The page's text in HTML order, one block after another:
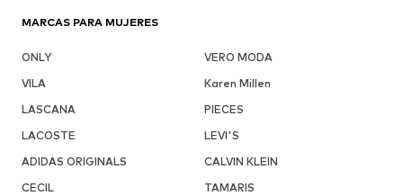
MARCAS PARA MUJERES
ONLY
VERO MODA
VILA
Karen Millen
LASCANA
PIECES
LACOSTE
LEVI'S
ADIDAS ORIGINALS
CALVIN KLEIN
CECIL
TAMARIS